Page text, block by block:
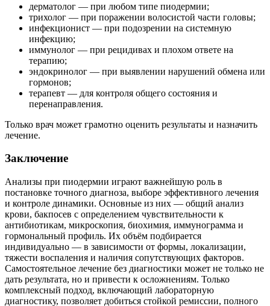
дерматолог — при любом типе пиодермии;
трихолог — при поражении волосистой части головы;
инфекционист — при подозрении на системную
инфекцию;
иммунолог — при рецидивах и плохом ответе на
терапию;
эндокринолог — при выявлении нарушений обмена или
гормонов;
терапевт — для контроля общего состояния и
перенаправления.
Только врач может грамотно оценить результаты и назначить
лечение.
Заключение
Анализы при пиодермии играют важнейшую роль в
постановке точного диагноза, выборе эффективного лечения
и контроле динамики. Основные из них — общий анализ
крови, бакпосев с определением чувствительности к
антибиотикам, микроскопия, биохимия, иммунограмма и
гормональный профиль. Их объём подбирается
индивидуально — в зависимости от формы, локализации,
тяжести воспаления и наличия сопутствующих факторов.
Самостоятельное лечение без диагностики может не только не
дать результата, но и привести к осложнениям. Только
комплексный подход, включающий лабораторную
диагностику, позволяет добиться стойкой ремиссии, полного